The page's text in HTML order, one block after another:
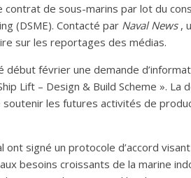
contrat de sous-marins par lot du
(DSME). Contacté par Naval News,
sur les reportages des médias.
début février une demande
Lift – Design & Build Scheme ». La
les futures activités de
ont signé un protocole d’accord
besoins croissants de la marine